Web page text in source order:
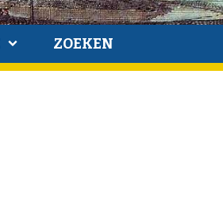
ZOEKEN